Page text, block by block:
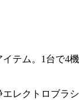
テム。1台で4機
エレクトロブラシ